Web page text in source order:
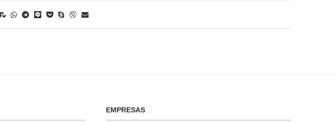
EMPRESAS